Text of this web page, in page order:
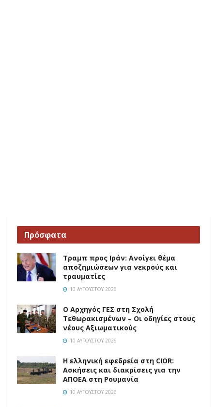
Πρόσφατα
Τραμπ προς Ιράν: Ανοίγει θέμα
αποζημιώσεων για νεκρούς και
τραυματίες
10 ΑΥΓΟΎΣΤΟΥ 2026
O Αρχηγός ΓΕΣ στη Σχολή
Τεθωρακισμένων – Οι οδηγίες στους
νέους Αξιωματικούς
10 ΑΥΓΟΎΣΤΟΥ 2026
Η ελληνική εφεδρεία στη CIOR:
Ασκήσεις και διακρίσεις για την
ΑΠΟΕΑ στη Ρουμανία
10 ΑΥΓΟΎΣΤΟΥ 2026